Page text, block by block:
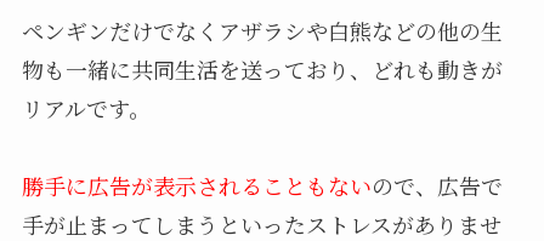
ペンギンだけでなくアザラシや白熊などの他の生
物も一緒に共同生活を送っており、どれも動きが
リアルです。
勝手に広告が表示されることもないので、広告で
手が止まってしまうといったストレスがありませ